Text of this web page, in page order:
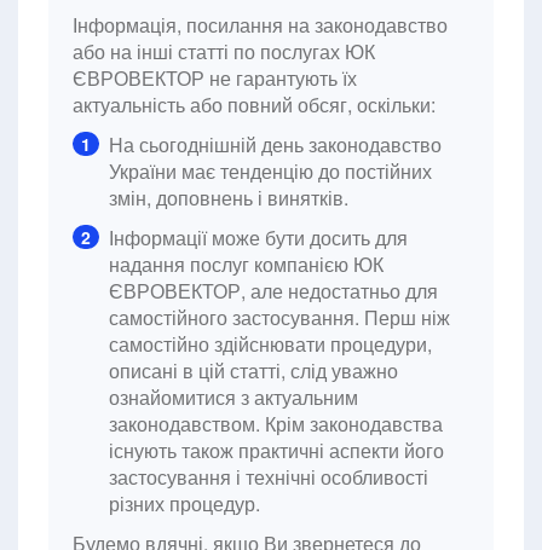
Інформація, посилання на законодавство
або на інші статті по послугах ЮК
ЄВРОВЕКТОР не гарантують їх
актуальність або повний обсяг, оскільки:
1
На сьогоднішній день законодавство
України має тенденцію до постійних
змін, доповнень і винятків.
2
Інформації може бути досить для
надання послуг компанією ЮК
ЄВРОВЕКТОР, але недостатньо для
самостійного застосування. Перш ніж
самостійно здійснювати процедури,
описані в цій статті, слід уважно
ознайомитися з актуальним
законодавством. Крім законодавства
існують також практичні аспекти його
застосування і технічні особливості
різних процедур.
Будемо вдячні, якщо Ви звернетеся до